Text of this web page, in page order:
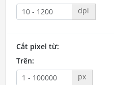
dpi
Cắt pixel từ:
Trên:
px